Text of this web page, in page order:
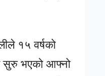
१५ वर्षको
सुरु भएको आफ्नो